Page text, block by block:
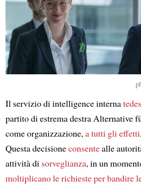
Il servizio di intelligence interna
partito di estrema destra Alternative
come organizzazione, a tutti gli effetti
Questa decisioneconsentealle
attività di sorveglianza, in un
moltiplicanole richieste per bandire